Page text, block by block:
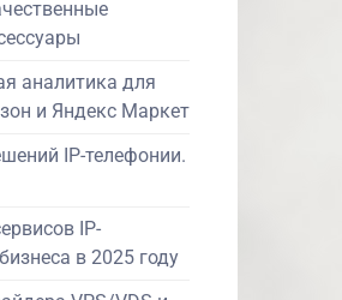
аналитика для
и Яндекс Маркет
IP-телефонии.
IP-
в 2025 году